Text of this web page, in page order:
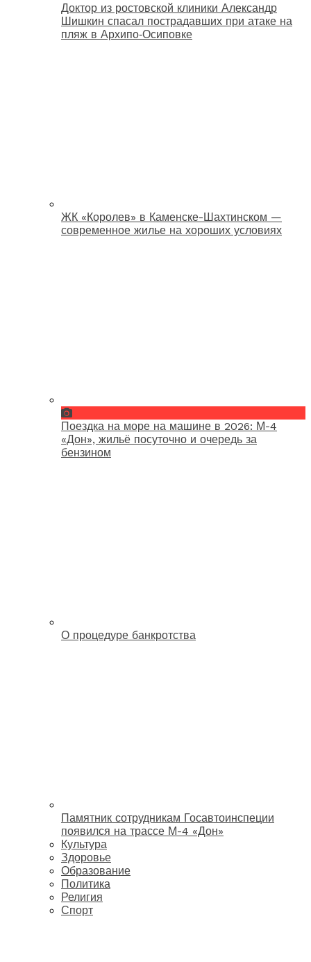
Доктор из ростовской клиники Александр
Шишкин спасал пострадавших при атаке на
пляж в Архипо‑Осиповке
ЖК «Королев» в Каменске-Шахтинском —
современное жилье на хороших условиях
Поездка на море на машине в 2026: М-4
«Дон», жильё посуточно и очередь за
бензином
О процедуре банкротства
Памятник сотрудникам Госавтоинспеции
появился на трассе М-4 «Дон»
Культура
Здоровье
Образование
Политика
Религия
Спорт